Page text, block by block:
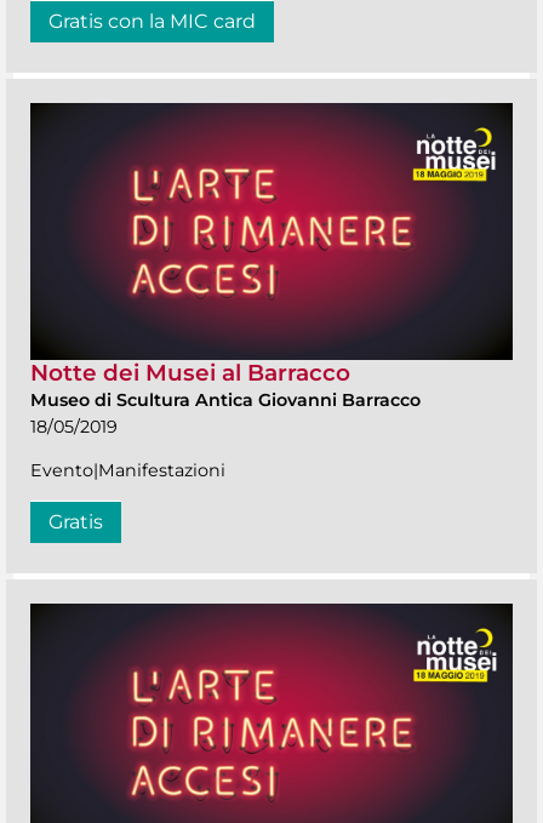
Gratis con la MIC card
Notte dei Musei al Barracco
Museo di Scultura Antica Giovanni Barracco
18/05/2019
Evento|Manifestazioni
Gratis